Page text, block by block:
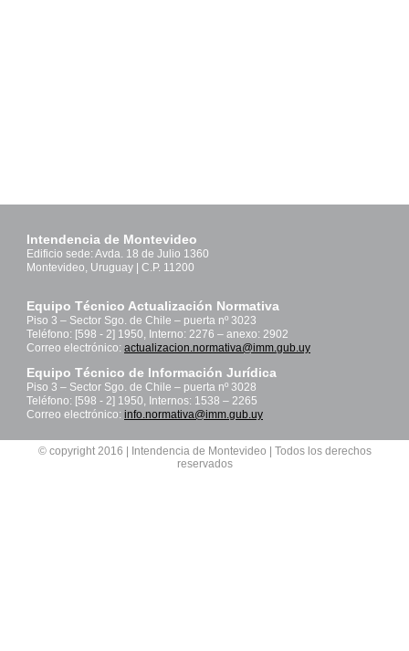
Intendencia de Montevideo
Edificio sede: Avda. 18 de Julio 1360
Montevideo, Uruguay | C.P. 11200
Equipo Técnico Actualización Normativa
Piso 3 – Sector Sgo. de Chile – puerta nº 3023
Teléfono: [598 - 2] 1950, Interno: 2276 – anexo: 2902
Correo electrónico: actualizacion.normativa@imm.gub.uy
Equipo Técnico de Información Jurídica
Piso 3 – Sector Sgo. de Chile – puerta nº 3028
Teléfono: [598 - 2] 1950, Internos: 1538 – 2265
Correo electrónico: info.normativa@imm.gub.uy
© copyright 2016 | Intendencia de Montevideo | Todos los derechos
reservados